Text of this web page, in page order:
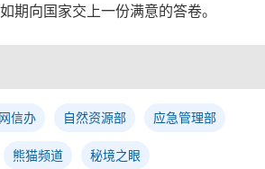
期向国家交上一份满意的答卷。
信办 自然资源部 应急管理部
熊猫频道 秘境之眼